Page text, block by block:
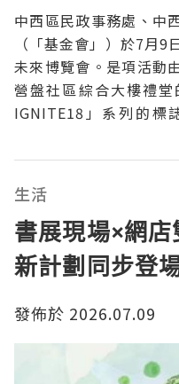
中西區民政事務處、中
（「基金會」）於7月
未來博覽會。是項活動
營盤社區綜合大樓禮
IGNITE18」系列的標
導老師，並匯聚院校、
探討未來職涯、人工智
勢。活
生活
書展現場×網
新計劃同步登
發佈於 2026.07.09